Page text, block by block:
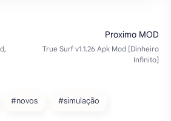
#novos #simulação